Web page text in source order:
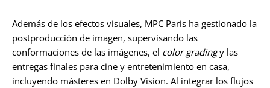
Además de los efectos visuales, MPC Paris ha gestionado la
postproducción de imagen, supervisando las
conformaciones de las imágenes, el color gradingy las
entregas finales para cine y entretenimiento en casa,
incluyendo másteres en Dolby Vision. Al integrar los flujos